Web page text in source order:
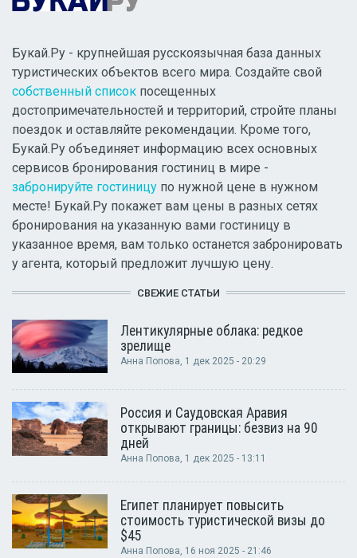
Букай.Ру - крупнейшая русскоязычная база данных
туристических объектов всего мира. Создайте свой
собственный список посещенных
достопримечательностей и территорий, стройте планы
поездок и оставляйте рекомендации. Кроме того,
Букай.Ру объединяет информацию всех основных
сервисов бронирования гостиниц в мире -
забронируйте гостиницу по нужной цене в нужном
месте! Букай.Ру покажет вам цены в разных сетях
бронирования на указанную вами гостиницу в
указанное время, вам только останется забронировать
у агента, который предложит лучшую цену.
СВЕЖИЕ СТАТЬИ
Лентикулярные облака: редкое
зрелище
Анна Попова , 1 дек 2025 - 20:29
Россия и Саудовская Аравия
открывают границы: безвиз на 90
дней
Анна Попова, 1 дек 2025 - 13:11
Египет планирует повысить
стоимость туристической визы до
$45
Анна Попова, 16 ноя 2025 - 21:46